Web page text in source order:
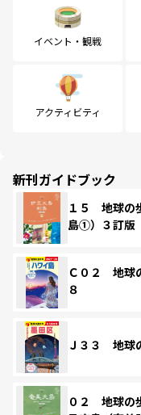
イベント・観戦
アクティビティ
新刊ガイドブック
１５ 地球
島①）３訂版
Ｃ０２ 地球
８
Ｊ３３ 地球
０２ 地球